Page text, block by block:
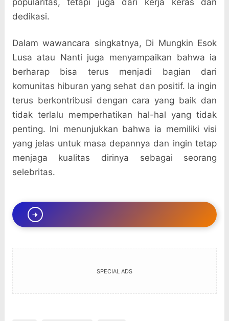
popularitas, tetapi juga dari kerja keras dan
dedikasi.
Dalam wawancara singkatnya, Di Mungkin Esok
Lusa atau Nanti juga menyampaikan bahwa ia
berharap bisa terus menjadi bagian dari
komunitas hiburan yang sehat dan positif. Ia ingin
terus berkontribusi dengan cara yang baik dan
tidak terlalu memperhatikan hal-hal yang tidak
penting. Ini menunjukkan bahwa ia memiliki visi
yang jelas untuk masa depannya dan ingin tetap
menjaga kualitas dirinya sebagai seorang
selebritas.
SPECIAL ADS